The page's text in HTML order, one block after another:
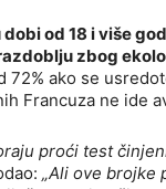
od 18 i više
zbog
ako se
Francuza ne ide
proći test
„Ali ove brojke